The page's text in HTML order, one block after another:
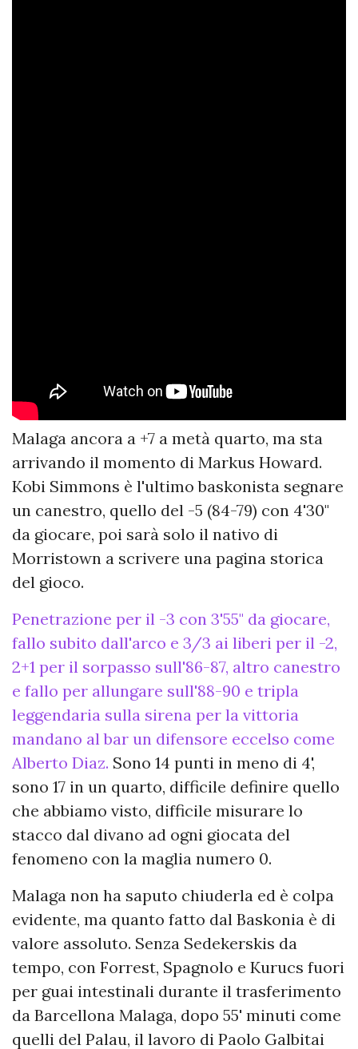
Malaga ancora a +7 a metà quarto, ma sta
arrivando il momento di Markus Howard.
Kobi Simmons è l'ultimo baskonista segnare
un canestro, quello del -5 (84-79) con 4'30"
da giocare, poi sarà solo il nativo di
Morristown a scrivere una pagina storica
del gioco.
Penetrazione per il -3 con 3'55" da giocare,
fallo subito dall'arco e 3/3 ai liberi per il -2,
2+1 per il sorpasso sull'86-87, altro canestro
e fallo per allungare sull'88-90 e tripla
leggendaria sulla sirena per la vittoria
mandano al bar un difensore eccelso come
Alberto Diaz. Sono 14 punti in meno di 4',
sono 17 in un quarto, difficile definire quello
che abbiamo visto, difficile misurare lo
stacco dal divano ad ogni giocata del
fenomeno con la maglia numero 0.
Malaga non ha saputo chiuderla ed è colpa
evidente, ma quanto fatto dal Baskonia è di
valore assoluto. Senza Sedekerskis da
tempo, con Forrest, Spagnolo e Kurucs fuori
per guai intestinali durante il trasferimento
da Barcellona Malaga, dopo 55' minuti come
quelli del Palau, il lavoro di Paolo Galbitai